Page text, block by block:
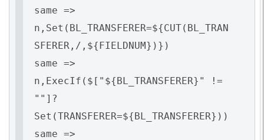
same =>
n,Set(BL_TRANSFERER=${CUT(BL_TRAN
SFERER,/,${FIELDNUM})})
same =>
n,ExecIf($["${BL_TRANSFERER}" !=
""]?
Set(TRANSFERER=${BL_TRANSFERER}))
same =>